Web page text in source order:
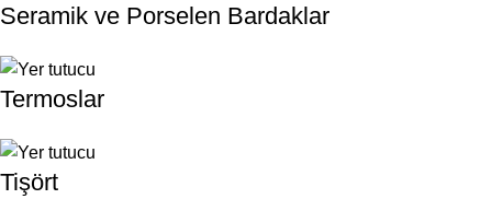
Seramik ve Porselen Bardaklar
Termoslar
Tişört